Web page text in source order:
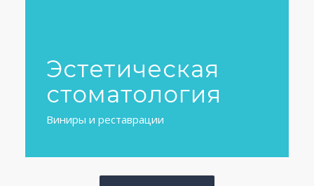
Эстетическая
стоматология
Виниры и реставрации